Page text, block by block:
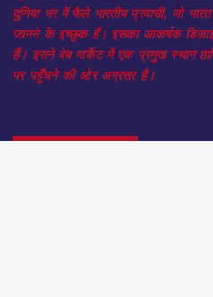
दुनिया भर में फैले भारतीय प्रवासी, जो
जानने के इच्छुक हैं। इसका आकर्षक
हैं। इसने वेब मार्केट में एक प्रमुख स्थान
पर पहुँचने की ओर अग्रसर है।
Quick Menu